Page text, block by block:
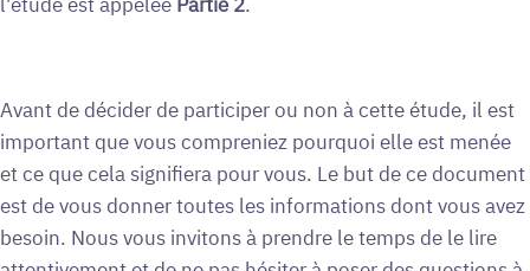
Avant de décider de participer ou non à cette étude, il est
important que vous compreniez pourquoi elle est menée
et ce que cela signifiera pour vous. Le but de ce document
est de vous donner toutes les informations dont vous avez
besoin. Nous vous invitons à prendre le temps de le lire